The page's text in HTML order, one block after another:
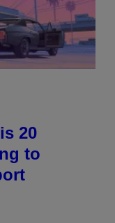
20
to